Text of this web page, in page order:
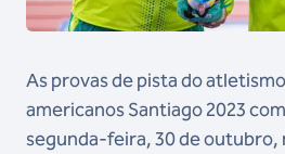
As provas de pista do
americanos Santiago 2023
segunda-feira, 30 de outubro,